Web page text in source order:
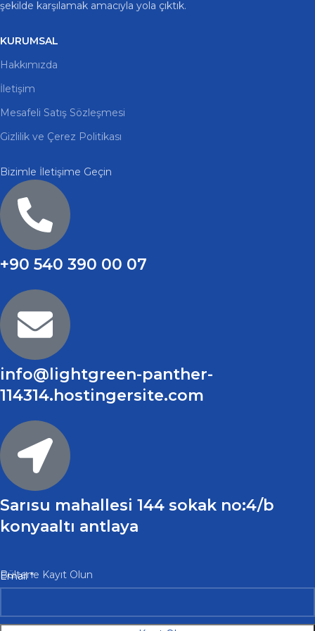
şekilde karşılamak amacıyla yola çıktık.
KURUMSAL
Hakkımızda
İletişim
Mesafeli Satış Sözleşmesi
Gizlilik ve Çerez Politikası
Bizimle İletişime Geçin
+90 540 390 00 07
info@lightgreen-panther-
114314.hostingersite.com
Sarısu mahallesi 144 sokak no:4/b
konyaaltı antlaya
Bültene Kayıt Olun
Email*